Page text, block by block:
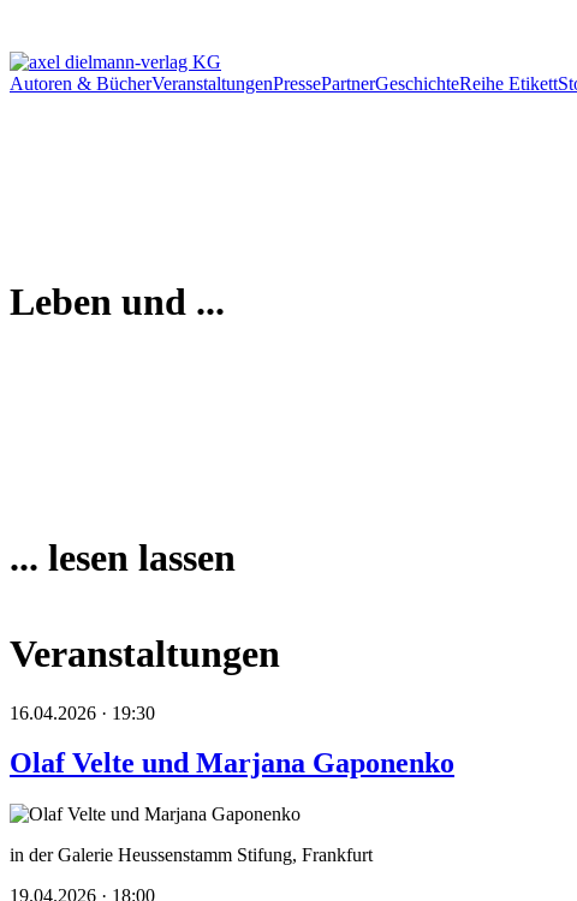
Autoren & BücherVeranstaltungenPressePartnerGeschichteReihe Etikett
Leben und ...
... lesen lassen
Veranstaltungen
16.04.2026 · 19:30
Olaf Velte und Marjana Gaponenko
in der Galerie Heussenstamm Stifung, Frankfurt
19.04.2026 · 18:00